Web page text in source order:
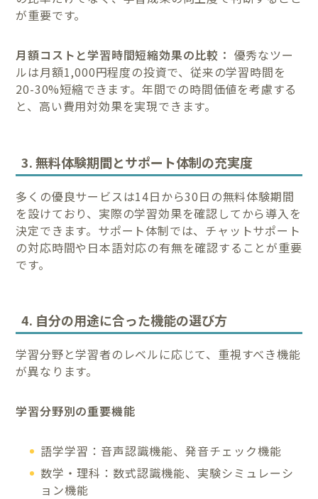
が重要です。
月額コストと学習時間短縮効果の比較： 優秀なツー
ルは月額1,000円程度の投資で、従来の学習時間を
20-30%短縮できます。年間での時間価値を考慮する
と、高い費用対効果を実現できます。
3. 無料体験期間とサポート体制の充実度
多くの優良サービスは14日から30日の無料体験期間
を設けており、実際の学習効果を確認してから導入を
決定できます。サポート体制では、チャットサポート
の対応時間や日本語対応の有無を確認することが重要
です。
4. 自分の用途に合った機能の選び方
学習分野と学習者のレベルに応じて、重視すべき機能
が異なります。
学習分野別の重要機能
語学学習：音声認識機能、発音チェック機能
数学・理科：数式認識機能、実験シミュレーシ
ョン機能